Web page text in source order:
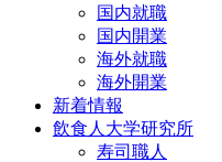
国内就職
国内開業
海外就職
海外開業
新着情報
飲食人大学研究所
寿司職人